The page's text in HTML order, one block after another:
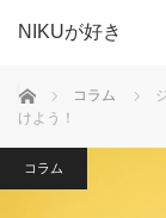
NIKUが好き
ホーム コラム
けよう！
コラム